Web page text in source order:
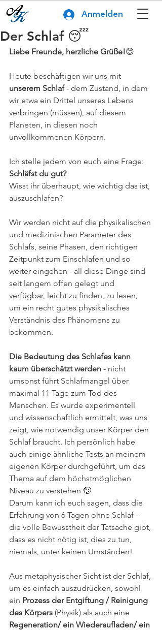
Anmelden
Der Schlaf 😴
Liebe Freunde, herzliche Grüße!😊
Heute beschäftigen wir uns mit
unserem Schlaf - dem Zustand, in dem
wir etwa ein Drittel unseres Lebens
verbringen (müssen), auf diesem
Planeten, in diesen noch
unvollkommenen Körpern.
Ich stelle jedem von euch eine Frage:
Schläfst du gut?
Wisst ihr überhaupt, wie wichtig das ist,
auszuschlafen?
Wir werden nicht auf die physikalischen
und medizinischen Parameter des
Schlafs, seine Phasen, den richtigen
Zeitpunkt zum Einschlafen und so
weiter eingehen - all diese Dinge sind
seit langem offen gelegt und
verfügbar, leicht zu finden, zu lesen,
um ein recht gutes physikalisches
Verständnis des Phänomens zu
bekommen.
Die Bedeutung des Schlafes kann
kaum überschätzt werden - nicht
umsonst führt Schlafmangel über
maximal 11 Tage zum Tod des
Menschen. Es wurde experimentell
und wissenschaftlich ermittelt, was uns
zeigt, wie notwendig unser Körper den
Schlaf braucht. Ich persönlich habe
auch einige ähnliche Tests an meinem
eigenen Körper durchgeführt, um das
Thema auf dem höchstmöglichen
Niveau zu verstehen 🤕
Darum kann ich euch sagen, dass die
Erfahrung von 6 Tagen ohne Schlaf -
die volle Bewusstheit der Tatsache gibt,
dass es nicht nötig ist, dies zu tun,
niemals, unter keinen Umständen!
Aus metaphysischer Sicht ist der Schlaf,
um es einfach auszudrücken, sowohl
ein Prozess der Entgiftung / Reinigung
des Körpers (Physik) als auch eine
Regeneration/ ein Wiederaufladen/ ein